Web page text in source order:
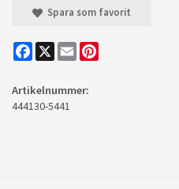
Spara som favorit
Facebook
X Email
Artikelnummer:
444130-5441